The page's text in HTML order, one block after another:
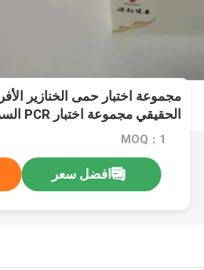
الحقيقي مجموعة اختبار PCR السريع
MOQ：1
افضل سعر